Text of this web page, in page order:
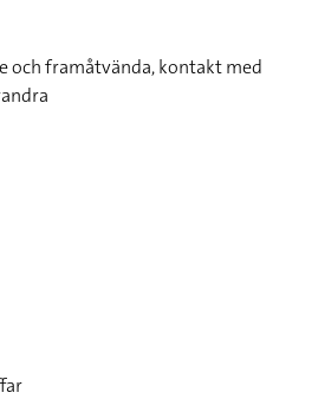
och framåtvända, kontakt med